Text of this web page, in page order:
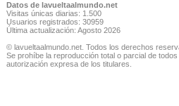
Datos de lavueltaalmundo.net
Visitas únicas diarias: 1.500
Usuarios registrados: 30959
Última actualización: Agosto 2026
© lavueltaalmundo.net. Todos los derechos
Se prohíbe la reproducción total o parcial de
autorización expresa de los titulares.